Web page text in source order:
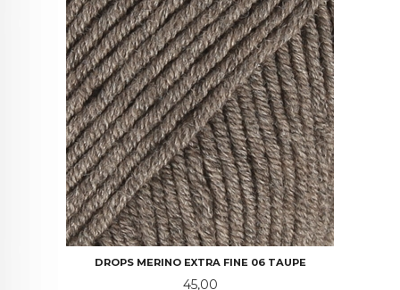
DROPS MERINO EXTRA FINE 06 TAUPE
Pris
45,00